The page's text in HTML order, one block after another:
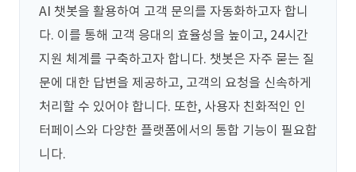
AI 챗봇을 활용하여 고객 문의를 자동화하고자 합니
다. 이를 통해 고객 응대의 효율성을 높이고, 24시간
지원 체계를 구축하고자 합니다. 챗봇은 자주 묻는 질
문에 대한 답변을 제공하고, 고객의 요청을 신속하게
처리할 수 있어야 합니다. 또한, 사용자 친화적인 인
터페이스와 다양한 플랫폼에서의 통합 기능이 필요합
니다.